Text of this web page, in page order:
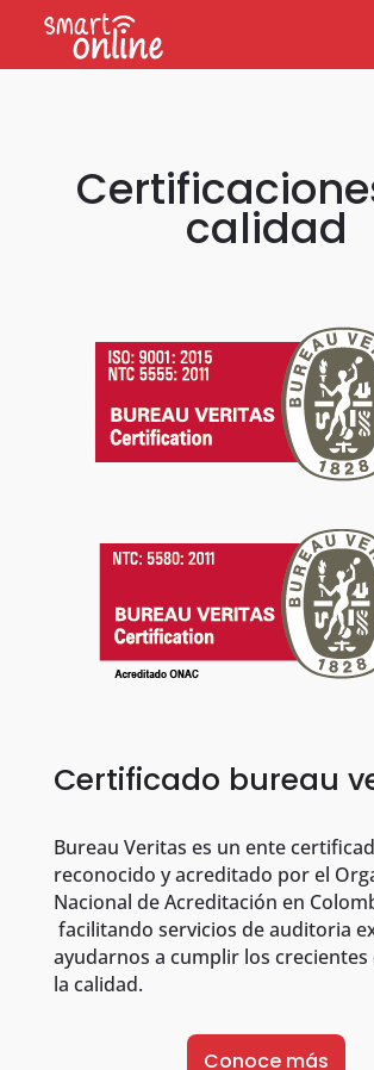
calidad
Certificado bureau
Bureau Veritas es un ente
reconocido y acreditado por el
Nacional de Acreditación en
facilitando servicios de auditoria
ayudarnos a cumplir los crecientes
la calidad.
Conoce más